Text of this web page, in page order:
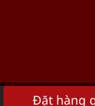
©1996
Đặt hàng